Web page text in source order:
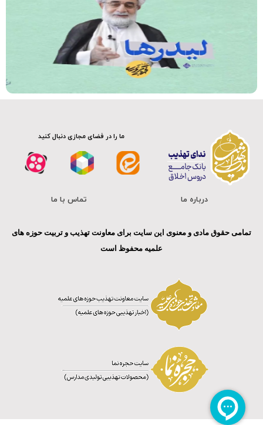
ما را در فضای مجازی دنبال کنید
درباره ما تماس با ما
تمامی حقوق مادی و معنوی این سایت برای معاونت تهذیب و تربیت حوزه های
علمیه محفوظ است